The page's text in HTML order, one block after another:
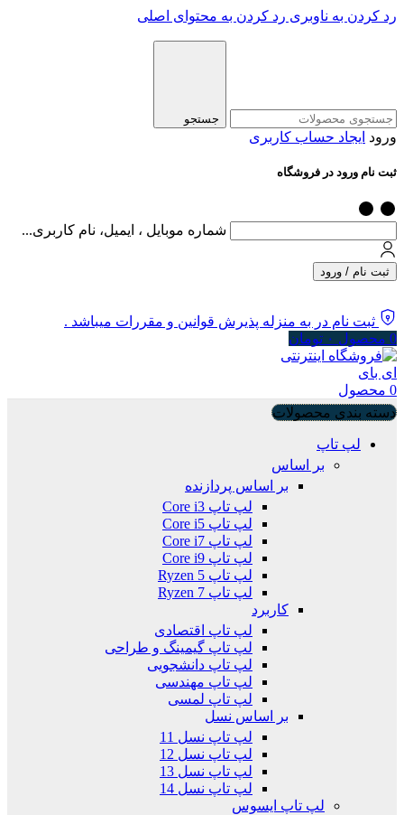
رد کردن به ناوبری رد کردن به محتوای اصلی
جستجو
ورود ایجاد حساب کاربری
ثبت نام ورود در فروشگاه
شماره موبایل ، ایمیل، نام کاربری...
ثبت نام / ورود
ثبت نام در به منزله پذیرش قوانین و مقررات میباشد .
0 محصول ۰ تومان
0 محصول
دسته بندی محصولات
لپ تاپ
بر اساس
بر اساس پردازنده
لپ تاپ Core i3
لپ تاپ Core i5
لپ تاپ Core i7
لپ تاپ Core i9
لپ تاپ Ryzen 5
لپ تاپ Ryzen 7
کاربرد
لپ تاپ اقتصادی
لپ تاپ گیمینگ و طراحی
لپ تاپ دانشجویی
لپ تاپ مهندسی
لپ تاپ لمسی
بر اساس نسل
لپ تاپ نسل 11
لپ تاپ نسل 12
لپ تاپ نسل 13
لپ تاپ نسل 14
لپ تاپ ایسوس